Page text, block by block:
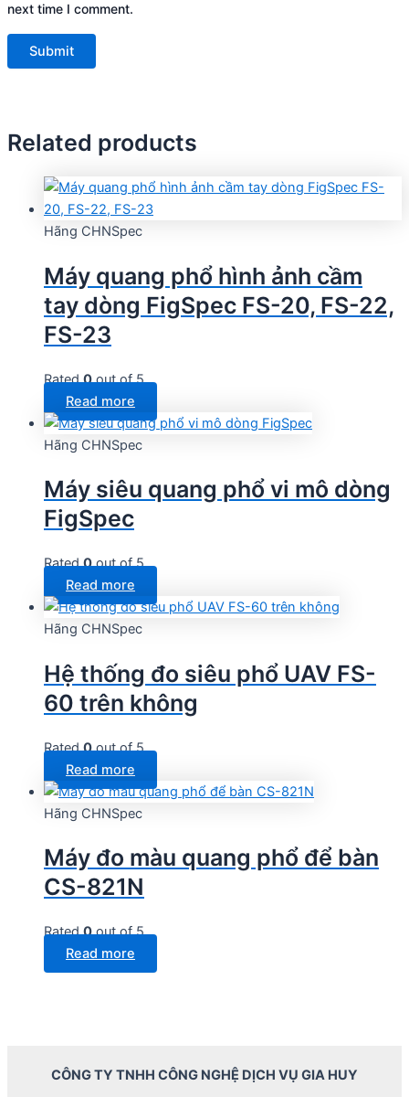
next time I comment.
Related products
Hãng CHNSpec
Máy quang phổ hình ảnh cầm
tay dòng FigSpec FS-20, FS-22,
FS-23
Rated0out of 5
Read more
Hãng CHNSpec
Máy siêu quang phổ vi mô dòng
FigSpec
Rated0out of 5
Read more
Hãng CHNSpec
Hệ thống đo siêu phổ UAV FS-
60 trên không
Rated0out of 5
Read more
Hãng CHNSpec
Máy đo màu quang phổ để bàn
CS-821N
Rated0out of 5
Read more
CÔNG TY TNHH CÔNG NGHỆ DỊCH VỤ GIA HUY